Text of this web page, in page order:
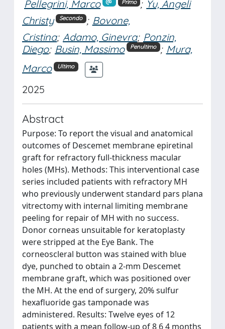
Pellegrini, Marco Primo ; Yu, Angeli
Christy
Secondo ; Bovone,
Cristina; Adamo, Ginevra; Ponzin,
Diego; Busin, Massimo Penultimo ; Mura,
Marco
Ultimo
2025
Abstract
Purpose: To report the visual and anatomical
outcomes of Descemet membrane epiretinal
graft for refractory full-thickness macular
holes (MHs). Methods: This interventional case
series included patients with refractory MH
who previously underwent standard pars plana
vitrectomy with internal limiting membrane
peeling for repair of MH with no success.
Donor corneas unsuitable for keratoplasty
were stripped at the Eye Bank. The
corneoscleral button was stained with blue
dye, punched to obtain a 2-mm Descemet
membrane graft, which was positioned over
the MH. At the end of surgery, 20% sulfur
hexafluoride gas tamponade was
administered. Results: Twelve eyes of 12
patients with a mean follow-up of 8 6 4 months